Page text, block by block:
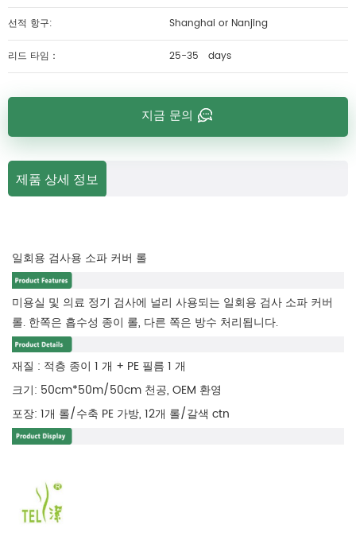
선적 항구: Shanghai or Nanjing
리드 타임： 25-35 days
지금 문의
제품 상세 정보
일회용 검사용 소파 커버 롤
미용실 및 의료 정기 검사에 널리 사용되는 일회용 검사 소파 커버
롤. 한쪽은 흡수성 종이 롤, 다른 쪽은 방수 처리됩니다.
재질 : 적층 종이 1 개 + PE 필름 1 개
크기: 50cm*50m/50cm 천공, OEM 환영
포장: 1개 롤/수축 PE 가방, 12개 롤/갈색 ctn